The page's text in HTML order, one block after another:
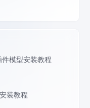
模型安装教程
装教程